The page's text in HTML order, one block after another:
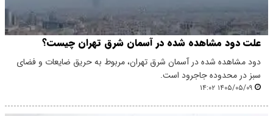
علت دود مشاهده شده در آسمان شرق تهران چیست؟
دود مشاهده شده در آسمان شرق تهران، مربوط به حریق ضایعات و فضای
سبز در محدوده جاجرود است.
۱۴۰۵/۰۵/۰۹ ۱۴:۰۲